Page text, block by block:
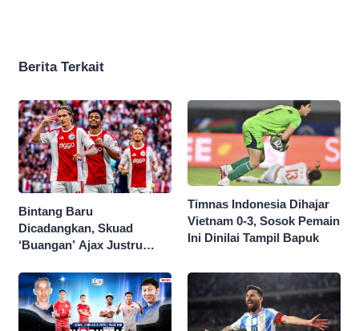
Berita Terkait
Bintang Baru
Dicadangkan, Skuad
‘Buangan’ Ajax Justru
Timnas Indonesia Dihajar
Vietnam 0-3, Sosok Pemain
Ini Dinilai Tampil Bapuk